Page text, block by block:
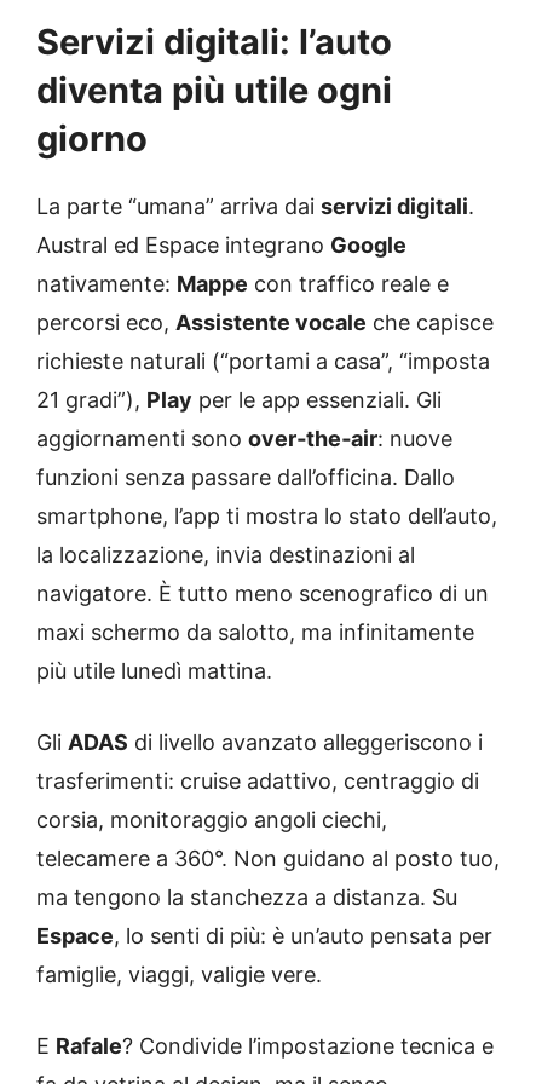
Servizi digitali: l’auto
diventa più utile ogni
giorno
La parte “umana” arriva dai servizi digitali.
Austral ed Espace integrano Google
nativamente: Mappe con traffico reale e
percorsi eco, Assistente vocale che capisce
richieste naturali (“portami a casa”, “imposta
21 gradi”), Play per le app essenziali. Gli
aggiornamenti sono over‑the‑air: nuove
funzioni senza passare dall’officina. Dallo
smartphone, l’app ti mostra lo stato dell’auto,
la localizzazione, invia destinazioni al
navigatore. È tutto meno scenografico di un
maxi schermo da salotto, ma infinitamente
più utile lunedì mattina.
Gli ADAS di livello avanzato alleggeriscono i
trasferimenti: cruise adattivo, centraggio di
corsia, monitoraggio angoli ciechi,
telecamere a 360°. Non guidano al posto tuo,
ma tengono la stanchezza a distanza. Su
Espace, lo senti di più: è un’auto pensata per
famiglie, viaggi, valigie vere.
E Rafale? Condivide l’impostazione tecnica e